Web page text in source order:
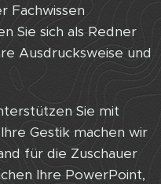
Fachwissen
Sie sich als Redner
Ausdrucksweise und
Sie mit
Gestik machen wir
für die Zuschauer
Ihre PowerPoint,